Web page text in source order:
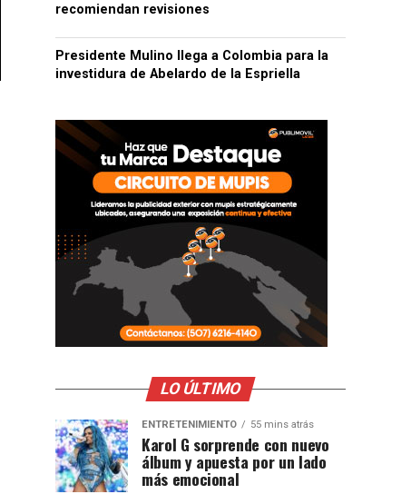
recomiendan revisiones
Presidente Mulino llega a Colombia para la
investidura de Abelardo de la Espriella
LO ÚLTIMO
ENTRETENIMIENTO 55 mins atrás
Karol G sorprende con nuevo
álbum y apuesta por un lado
más emocional